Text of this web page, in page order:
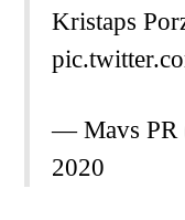
Kristaps
— Mavs PR
2020